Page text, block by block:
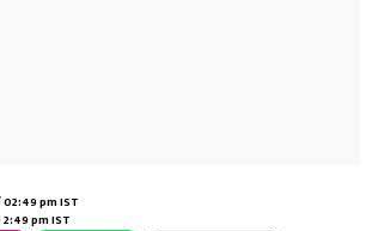
02:49 pm IST
2:49 pm IST